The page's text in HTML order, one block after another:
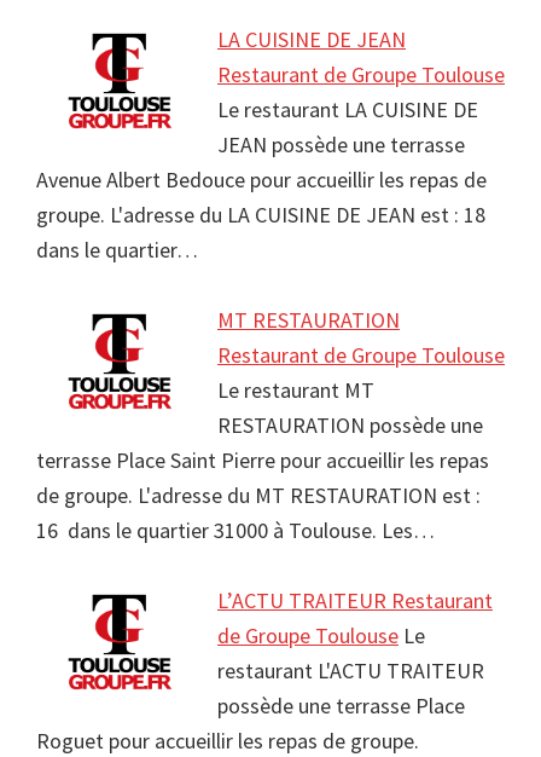
LA CUISINE DE JEAN
Restaurant de Groupe Toulouse
Le restaurant LA CUISINE DE
JEAN possède une terrasse
Avenue Albert Bedouce pour accueillir les repas de
groupe. L'adresse du LA CUISINE DE JEAN est : 18
dans le quartier…
MT RESTAURATION
Restaurant de Groupe Toulouse
Le restaurant MT
RESTAURATION possède une
terrasse Place Saint Pierre pour accueillir les repas
de groupe. L'adresse du MT RESTAURATION est :
16 dans le quartier 31000 à Toulouse. Les…
L’ACTU TRAITEUR Restaurant
de Groupe Toulouse Le
restaurant L'ACTU TRAITEUR
possède une terrasse Place
Roguet pour accueillir les repas de groupe.